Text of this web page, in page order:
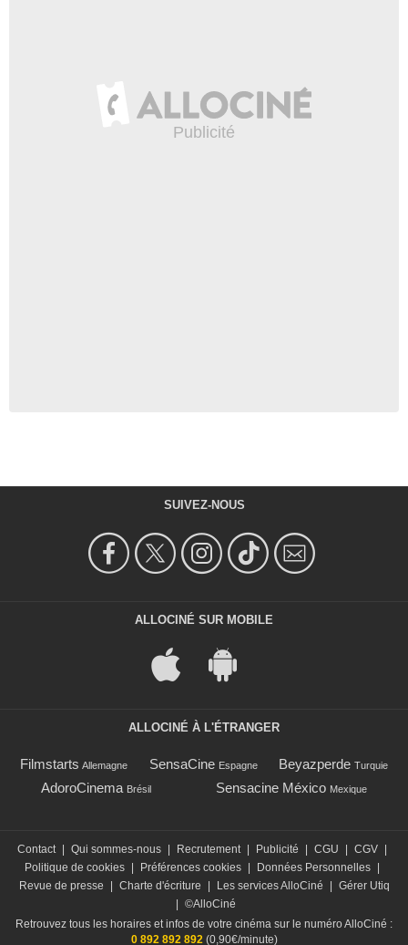
SUIVEZ-NOUS
ALLOCINÉ SUR MOBILE
ALLOCINÉ À L'ÉTRANGER
Filmstarts Allemagne SensaCine Espagne Beyazperde Turquie
AdoroCinema Brésil Sensacine México Mexique
Contact | Qui sommes-nous | Recrutement | Publicité | CGU | CGV |
Politique de cookies | Préférences cookies | Données Personnelles |
Revue de presse
| Charte d'écriture | Les services AlloCiné | Gérer Utiq
| ©AlloCiné
Retrouvez tous les horaires et infos de votre cinéma sur le numéro AlloCiné :
0 892 892 892 (0,90€/minute)